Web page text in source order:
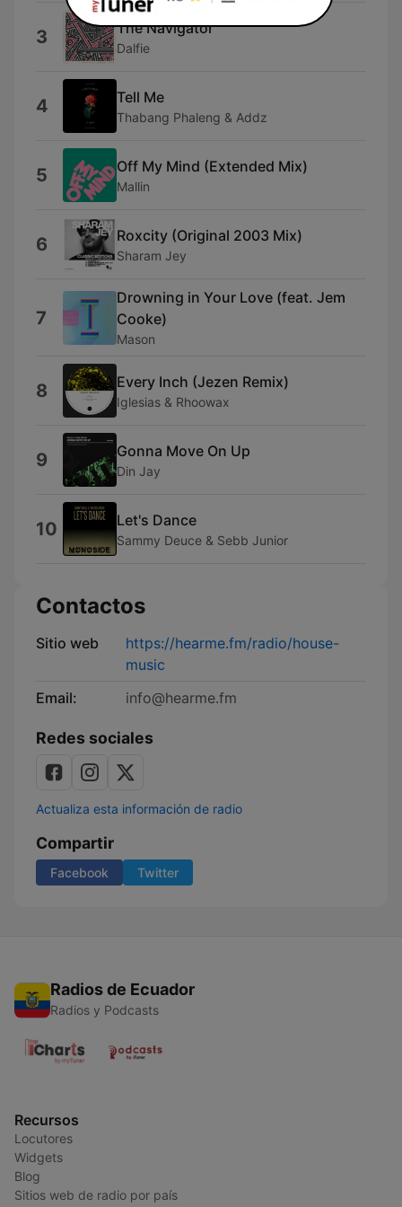
3 The Navigator
Dalfie
4 Tell Me
Thabang Phaleng & Addz
5 Off My Mind (Extended Mix)
Mallin
6 Roxcity (Original 2003 Mix)
Sharam Jey
7
Drowning in Your Love (feat. Jem
Cooke)
Mason
8 Every Inch (Jezen Remix)
Iglesias & Rhoowax
9 Gonna Move On Up
Din Jay
10 Let's Dance
Sammy Deuce & Sebb Junior
Contactos
Sitio web
https://hearme.fm/radio/house-
music
Email:
info@hearme.fm
Redes sociales
Actualiza esta información de radio
Compartir
Facebook Twitter
Radios de Ecuador
Radios y Podcasts
Recursos
Locutores
Widgets
Blog
Sitios web de radio por país